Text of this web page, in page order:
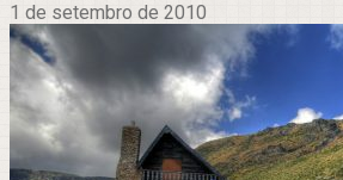
1 de setembro de 2010